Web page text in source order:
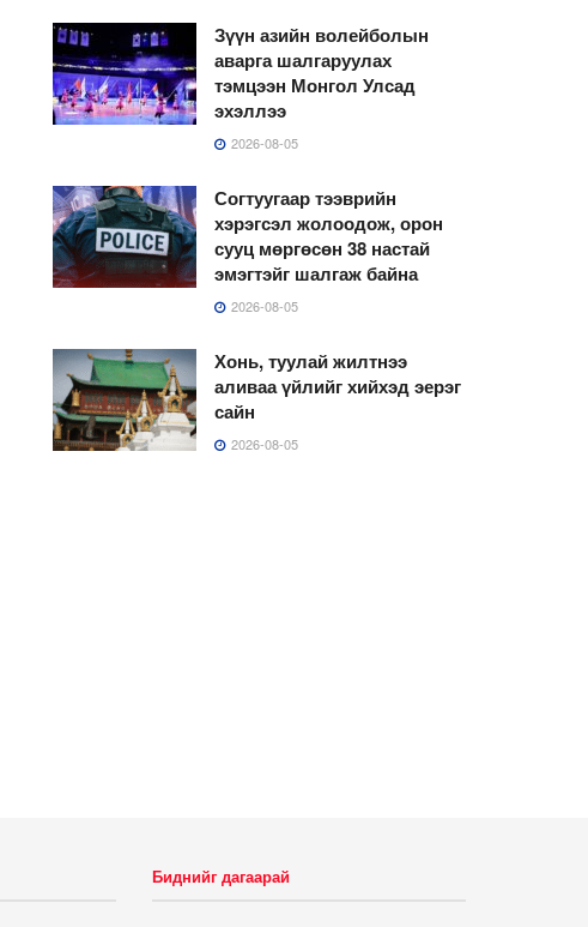
Зүүн азийн волейболын
аварга шалгаруулах
тэмцээн Монгол Улсад
эхэллээ
2026-08-05
Согтуугаар тээврийн
хэрэгсэл жолоодож, орон
сууц мөргөсөн 38 настай
эмэгтэйг шалгаж байна
2026-08-05
Хонь, туулай жилтнээ
аливаа үйлийг хийхэд эерэг
сайн
2026-08-05
Биднийг дагаарай